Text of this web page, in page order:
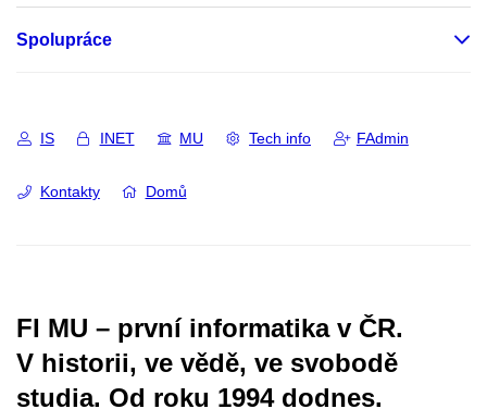
Spolupráce
IS INET MU Tech info FAdmin
Kontakty Domů
FI MU – první informatika v ČR.
V historii, ve vědě, ve svobodě
studia. Od roku 1994 dodnes.